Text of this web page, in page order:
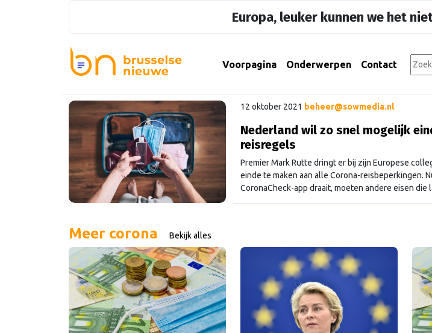
Europa, leuker kunnen we het
Voorpagina Onderwerpen Contact
12 oktober 2021 beheer@sowmedia.nl
Nederland wil zo snel mogelijk
reisregels
Premier Mark Rutte dringt er bij zijn Europese
einde te maken aan alle Corona-reisbeperkingen.
CoronaCheck-app draait, moeten andere eisen
Meer corona Bekijk alles